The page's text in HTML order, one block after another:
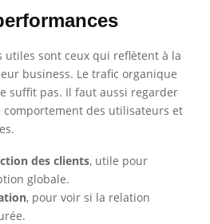
utiles sont ceux qui reflètent à la
business. Le trafic organique
suffit pas. Il faut aussi regarder
comportement des utilisateurs et
des clients, utile pour
globale.
, pour voir si la relation